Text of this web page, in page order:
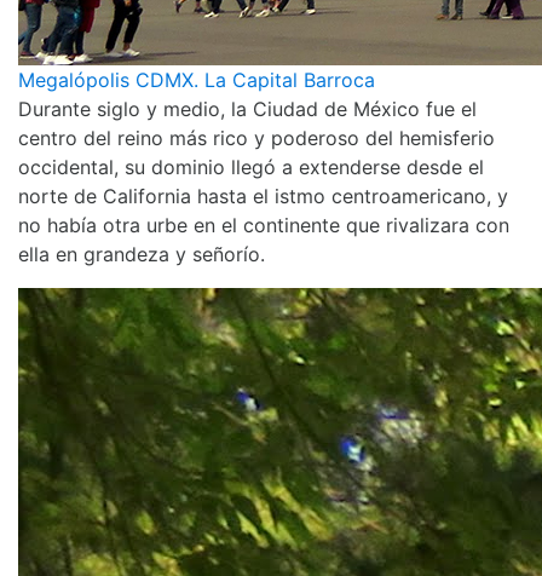
Megalópolis CDMX. La Capital Barroca
Durante siglo y medio, la Ciudad de México fue el
centro del reino más rico y poderoso del hemisferio
occidental, su dominio llegó a extenderse desde el
norte de California hasta el istmo centroamericano, y
no había otra urbe en el continente que rivalizara con
ella en grandeza y señorío.